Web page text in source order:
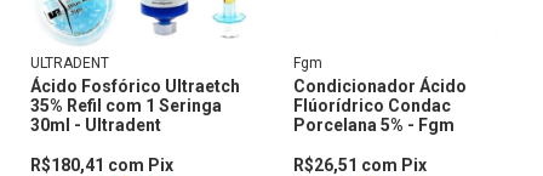
ULTRADENT
Ácido Fosfórico Ultraetch
35% Refil com 1 Seringa
30ml - Ultradent
R$180,41 com Pix
Fgm
Condicionador Ácido
Flúorídrico Condac
Porcelana 5% - Fgm
R$26,51 com Pix